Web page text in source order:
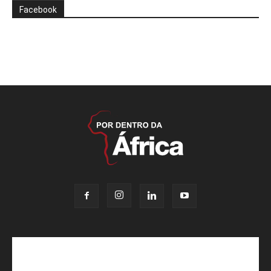
Facebook